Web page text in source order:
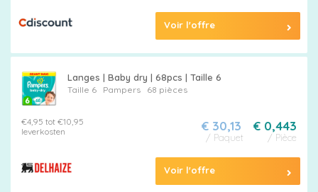
Voir l'offre
Langes | Baby dry | 68pcs | Taille 6
Taille 6 Pampers68 pièces
€4,95 tot €10,95
leverkosten
€ 0,443
/ Pièce
€ 30,13
/ Paquet
Voir l'offre